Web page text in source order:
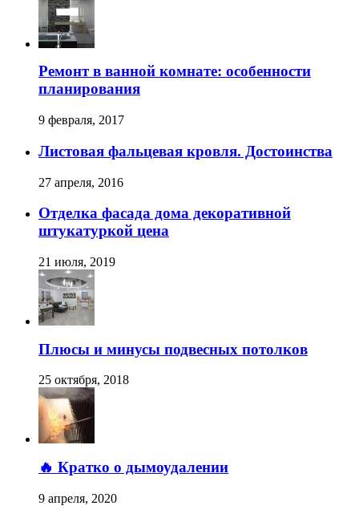
Ремонт в ванной комнате: особенности
планирования
9 февраля, 2017
Листовая фальцевая кровля. Достоинства
27 апреля, 2016
Отделка фасада дома декоративной
штукатуркой цена
21 июля, 2019
Плюсы и минусы подвесных потолков
25 октября, 2018
🔥 Кратко о дымоудалении
9 апреля, 2020